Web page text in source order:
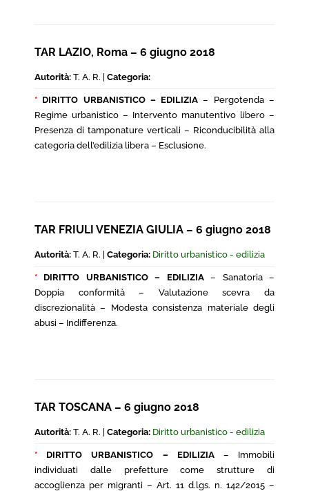
TAR LAZIO, Roma – 6 giugno 2018
Autorità: T. A. R. | Categoria:
* DIRITTO URBANISTICO – EDILIZIA – Pergotenda –
Regime urbanistico – Intervento manutentivo libero –
Presenza di tamponature verticali – Riconducibilità alla
categoria dell’edilizia libera – Esclusione.
TAR FRIULI VENEZIA GIULIA – 6 giugno 2018
Autorità: T. A. R. | Categoria: Diritto urbanistico - edilizia
* DIRITTO URBANISTICO – EDILIZIA– Sanatoria –
Doppia conformità – Valutazione scevra da
discrezionalità – Modesta consistenza materiale degli
abusi – Indifferenza.
TAR TOSCANA – 6 giugno 2018
Autorità: T. A. R. | Categoria: Diritto urbanistico - edilizia
* DIRITTO URBANISTICO – EDILIZIA– Immobili
individuati dalle prefetture come strutture di
accoglienza per migranti – Art. 11 d.lgs. n. 142/2015 –